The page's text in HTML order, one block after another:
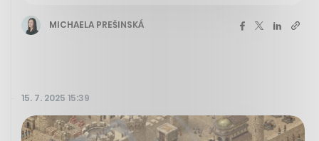
MICHAELA PREŠINSKÁ
15. 7. 2025 15:39